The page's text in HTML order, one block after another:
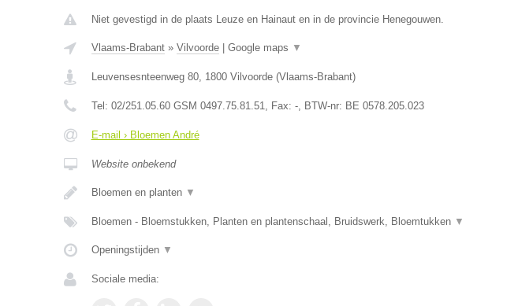
Niet gevestigd in de plaats Leuze en Hainaut en in de provincie Henegouwen.
Vlaams-Brabant» Vilvoorde| Google maps ▼
Leuvensesnteenweg 80, 1800 Vilvoorde(Vlaams-Brabant)
Tel: 02/251.05.60 GSM 0497.75.81.51, Fax: -, BTW-nr: BE 0578.205.023
E-mail › Bloemen André
Website onbekend
Bloemen en planten ▼
Bloemen - Bloemstukken, Planten en plantenschaal, Bruidswerk, Bloemtukken ▼
Openingstijden ▼
Sociale media: